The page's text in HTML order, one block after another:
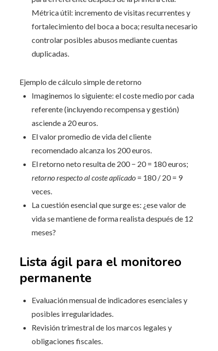
Métrica útil: incremento de visitas recurrentes y
fortalecimiento del boca a boca; resulta necesario
controlar posibles abusos mediante cuentas
duplicadas.
Ejemplo de cálculo simple de retorno
Imaginemos lo siguiente: el coste medio por cada
referente (incluyendo recompensa y gestión)
asciende a 20 euros.
El valor promedio de vida del cliente
recomendado alcanza los 200 euros.
El retorno neto resulta de 200 − 20 = 180 euros;
retorno respecto al coste aplicado = 180 / 20 = 9
veces.
La cuestión esencial que surge es: ¿ese valor de
vida se mantiene de forma realista después de 12
meses?
Lista ágil para el monitoreo
permanente
Evaluación mensual de indicadores esenciales y
posibles irregularidades.
Revisión trimestral de los marcos legales y
obligaciones fiscales.